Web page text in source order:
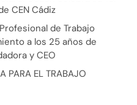
CEN Cádiz
de Trabajo
a los 25 años de
y CEO
PARA EL TRABAJO